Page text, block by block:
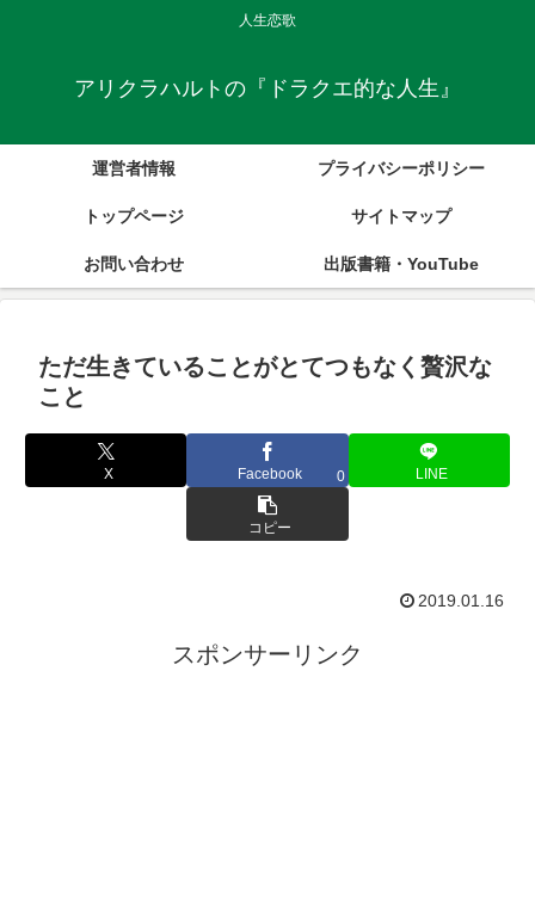
人生恋歌
アリクラハルトの『ドラクエ的な人生』
運営者情報 プライバシーポリシー
トップページ サイトマップ
お問い合わせ 出版書籍・YouTube
ただ生きていることがとてつもなく贅沢な
こと
X Facebook 0 LINE
コピー
2019.01.16
スポンサーリンク